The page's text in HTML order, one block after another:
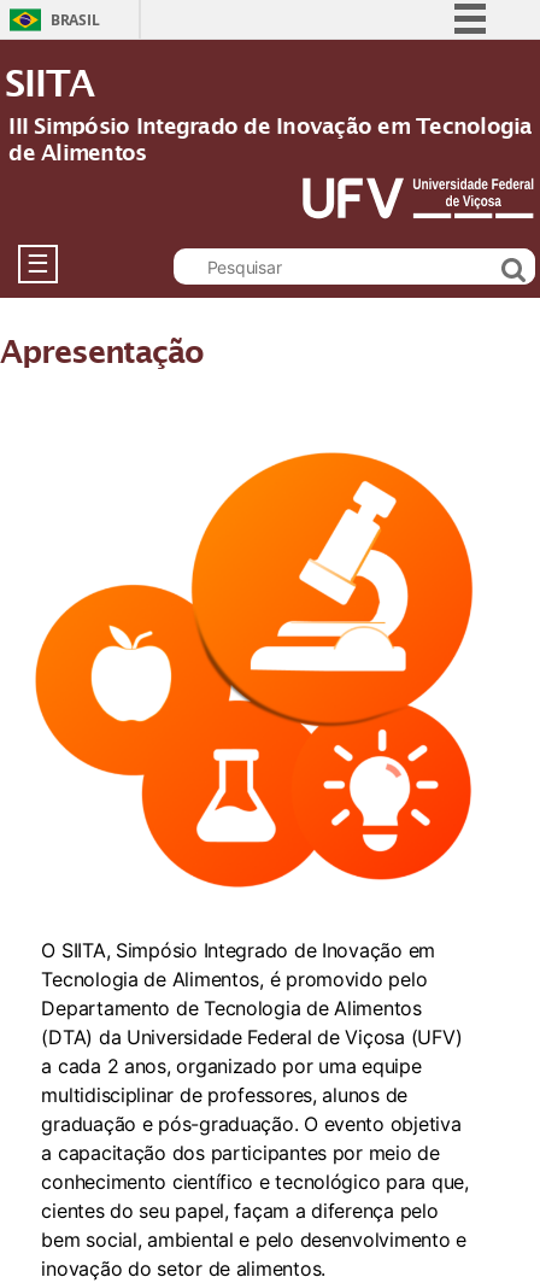
BRASIL
Participe
Acesso à informação
Legislação
Canais
SIITA
III Simpósio Integrado de Inovação em Tecnologia
de Alimentos
☰
Apresentação
O SIITA, Simpósio Integrado de Inovação em
Tecnologia de Alimentos, é promovido pelo
Departamento de Tecnologia de Alimentos
(DTA) da Universidade Federal de Viçosa (UFV)
a cada 2 anos, organizado por uma equipe
multidisciplinar de professores, alunos de
graduação e pós-graduação. O evento objetiva
a capacitação dos participantes por meio de
conhecimento científico e tecnológico para que,
cientes do seu papel, façam a diferença pelo
bem social, ambiental e pelo desenvolvimento e
inovação do setor de alimentos.